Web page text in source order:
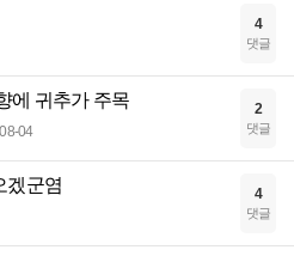
4
댓글
에 귀추가 주목
08-04
2
댓글
겠군염 4
댓글